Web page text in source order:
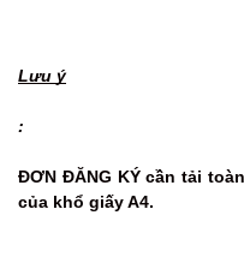
Lưu ý
:
ĐƠN ĐĂNG KÝ cần tải
của khổ giấy A4.